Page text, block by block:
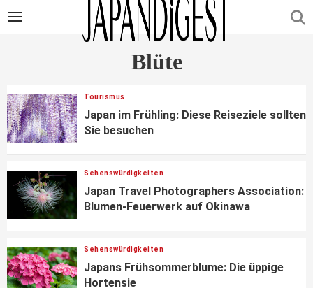
Blüte
Tourismus
Japan im Frühling: Diese Reiseziele sollten
Sie besuchen
Sehenswürdigkeiten
Japan Travel Photographers Association:
Blumen-Feuerwerk auf Okinawa
Sehenswürdigkeiten
Japans Frühsommerblume: Die üppige
Hortensie